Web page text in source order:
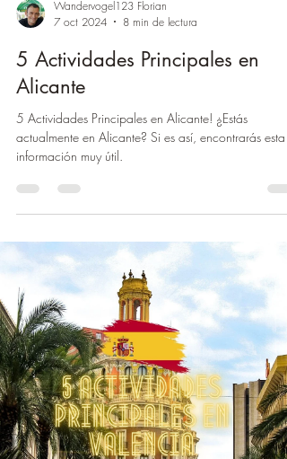
Wandervogel123 Florian
7 oct 2024
8 min de lectura
5 Actividades Principales en
Alicante
5 Actividades Principales en Alicante! ¿Estás
actualmente en Alicante? Si es así, encontrarás esta
información muy útil.